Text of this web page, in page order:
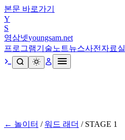
본문 바로가기
Y
S
영삼넷youngsam.net
프로그램기술노트뉴스사전 자료실
← 놀이터 /워드 래더 / STAGE 1